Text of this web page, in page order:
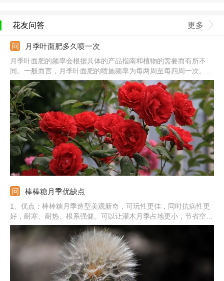
花友问答 更多
月季叶面肥多久喷一次
月季叶面肥的频率会根据具体的产品指南和植物的需要而有所不
同。一般而言，月季叶面肥的喷施频率为每两周至每四周一次。然
而，最好根据植物的生长状态、土壤质量和产品说明来确定最适合
的喷施频率。
棒棒糖月季优缺点
1、优点：棒棒糖月季造型美观新奇，可玩性更佳，同时抗病性更
好，耐寒、耐热、根系强健。可以让灌木月季占地更小，节省空
间，还能打造花量巨大的效果，增加观赏性。2、缺点：制作难度
较高，对嫁接和修剪的技术有一定的要求。